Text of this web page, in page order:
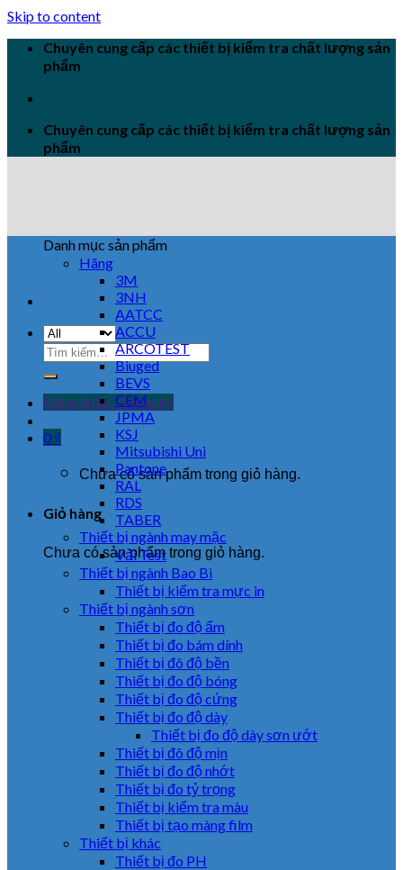
Skip to content
Chuyên cung cấp các thiết bị kiểm tra chất lượng sản
phẩm
Chuyên cung cấp các thiết bị kiểm tra chất lượng sản
phẩm
Đăng nhập / Đăng ký
0 ₫
Chưa có sản phẩm trong giỏ hàng.
Giỏ hàng
Chưa có sản phẩm trong giỏ hàng.
Danh mục sản phẩm
Hãng
3M
3NH
AATCC
ACCU
ARCOTEST
Biuged
BEVS
CEM
JPMA
KSJ
Mitsubishi Uni
Pantone
RAL
RDS
TABER
Thiết bị ngành may mặc
Vải Test
Thiết bị ngành Bao Bì
Thiết bị kiểm tra mực in
Thiết bị ngành sơn
Thiết bị đo độ ẩm
Thiết bị đo bám dính
Thiết bị đô độ bền
Thiết bị đo độ bóng
Thiết bị đo độ cứng
Thiết bị đo độ dày
Thiết bị đo độ dày sơn ướt
Thiết bị đô độ mịn
Thiết bị đo độ nhớt
Thiết bị đo tỷ trọng
Thiết bị kiểm tra màu
Thiết bị tạo màng film
Thiết bị khác
Thiết bị đo PH